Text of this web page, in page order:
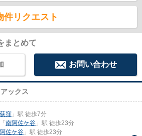
件リクエスト
まとめて
お問い合わせ
ックス
荻窪 」駅 徒歩7分
「 南阿佐ケ谷 」駅 徒歩23分
阿佐ケ谷 」駅 徒歩23分